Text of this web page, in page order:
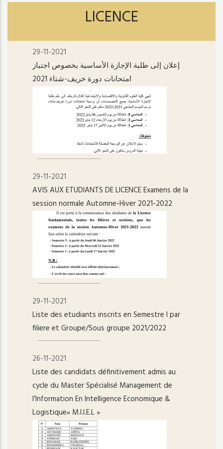
LICENCE
29-11-2021
إعلان إلى طلبة الإجازة الأساسية بخصوص اجتياز
امتحانات دورة خريف-شتاء 2021
29-11-2021
AVIS AUX ETUDIANTS DE LICENCE Examens de la
session normale Automne-Hiver 2021-2022
29-11-2021
Liste des etudiants inscrits en Semestre I par
filiere et Groupe/Sous groupe 2021/2022
26-11-2021
Liste des candidats définitivement admis au
cycle du Master Spécialisé Management de
l’Information En Intelligence Economique &
Logistique« M.I.I.E.L »